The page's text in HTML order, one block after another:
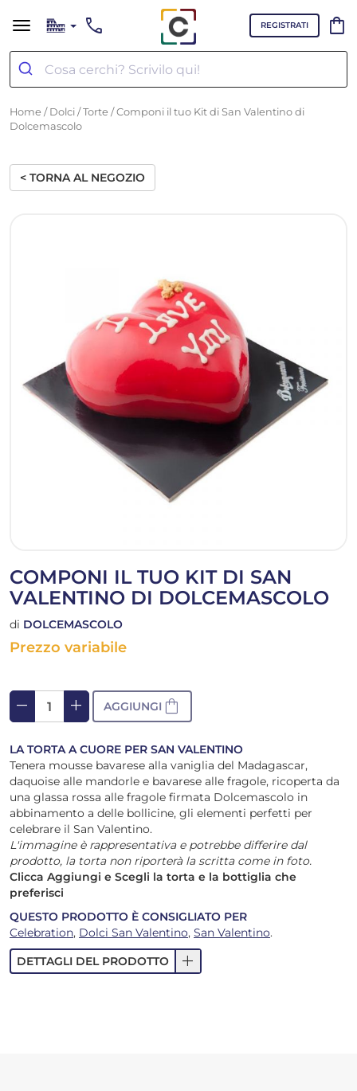
call REGISTRATI shopping_bag
Home / Dolci /Torte / Componi il tuo Kit di San Valentino di
Dolcemascolo
< TORNA AL NEGOZIO
COMPONI IL TUO KIT DI SAN
VALENTINO DI DOLCEMASCOLO
di DOLCEMASCOLO
Prezzo variabile
remove add AGGIUNGI shopping_bag
LA TORTA A CUORE PER SAN VALENTINO
Tenera mousse bavarese alla vaniglia del Madagascar,
daquoise alle mandorle e bavarese alle fragole, ricoperta da
una glassa rossa alle fragole firmata Dolcemascolo in
abbinamento a delle bollicine, gli elementi perfetti per
celebrare il San Valentino.
L'immagine è rappresentativa e potrebbe differire dal
prodotto, la torta non riporterà la scritta come in foto.
Clicca Aggiungi e Scegli la torta e la bottiglia che
preferisci
QUESTO PRODOTTO È CONSIGLIATO PER
Celebration, Dolci San Valentino, San Valentino.
DETTAGLI DEL PRODOTTO
add